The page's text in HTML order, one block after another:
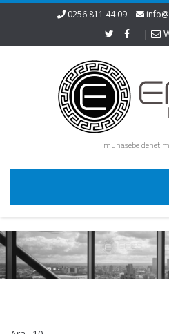
0256 811 44 09
|
muhasebe